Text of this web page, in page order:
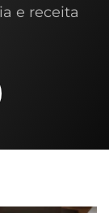
e receita